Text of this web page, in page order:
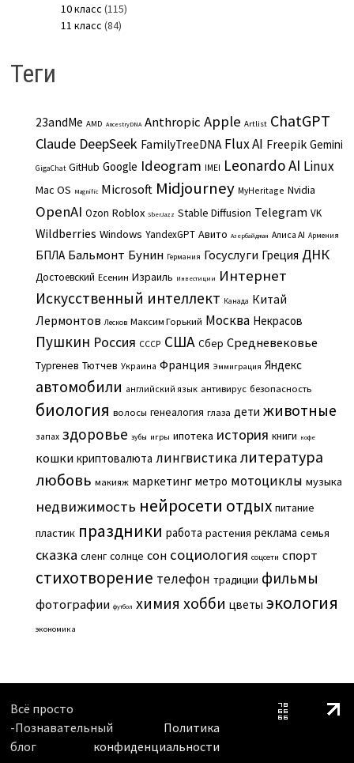
10 класс (115)
11 класс (84)
Теги
23andMe AMD AncestryDNA Anthropic Apple Artlist ChatGPT
Claude DeepSeek FamilyTreeDNA Flux AI Freepik Gemini
GigaChat GitHub Google Ideogram IMEI Leonardo AI Linux
Mac OS Magnific Microsoft Midjourney MyHeritage Nvidia
OpenAI Ozon Roblox SberJazz Stable Diffusion Telegram VK
Wildberries Windows YandexGPT Авито Азербайджан Алиса AI Армения
БПЛА Бальмонт Бунин Германия Госуслуги Греция ДНК
Достоевский Есенин Израиль Инвестиции Интернет
Искусственный интеллект Канада Китай
Лермонтов Лесков Максим Горький Москва Некрасов
Пушкин Россия СССР США Сбер Средневековье
Тургенев Тютчев Украина Франция Эммиграция Яндекс
автомобили английский язык антивирус безопасность
биология волосы генеалогия глаза дети животные
запах здоровье зубы игры ипотека история книги кофе
кошки криптовалюта лингвистикалитература
любовь макияж маркетинг метро мотоциклы музыка
недвижимость нейросети отдых питание
пластик праздники работа растения реклама семья
сказка сленг солнце сон социология соцсети спорт
стихотворение телефон традиции фильмы
фотографии футбол химия хобби цветы экология
экономика
Всё просто
-Познавательный
блог
Политика
конфиденциальности